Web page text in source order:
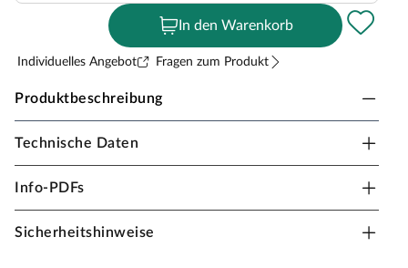
In den Warenkorb
Individuelles Angebot Fragen zum Produkt
Produktbeschreibung
Outgarden Terrassendielen WPC Premium
Diese 20 mm starken Terrassendielen werden aus WPC
Dieser Verbundwerkstoff ist besonders pflegeleicht und
Technische Daten
Info-PDFs
Sicherheitshinweise